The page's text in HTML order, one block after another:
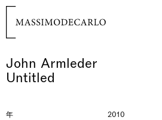
John Armleder
Untitled
年
2010